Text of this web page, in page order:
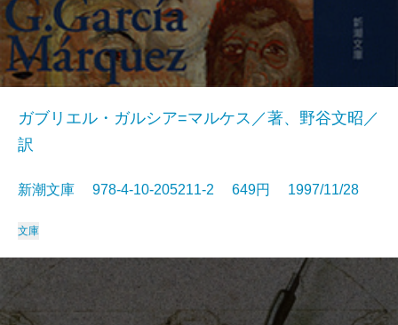
ガブリエル・ガルシア=マルケス／著、野谷文昭／
訳
新潮文庫 978-4-10-205211-2 649円 1997/11/28
文庫